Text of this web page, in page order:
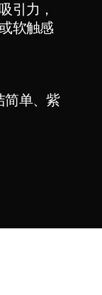
引力，
软触感
简单、紫